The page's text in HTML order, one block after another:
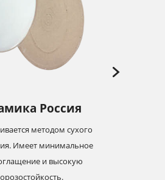
Россия
методом сухого
Имеет минимальное
и высокую